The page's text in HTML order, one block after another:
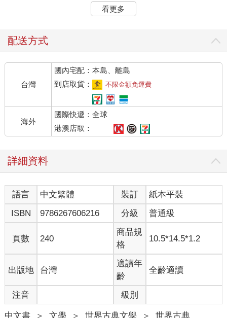
地位是如此崇高，大夥都願意犧牲一個小時的睡眠，只為了聽聽
在用稻草鋪好的床上，頭頂的橫梁掛著一盞燈。他已經十二歲
看起來仍然威風凜然，外表聰穎且友善。沒過多久，其餘的動物
陸續抵達，並按各自舒服的方式坐著。最早到的是三條狗：藍風
鈴、潔西和小夾子，還有一群豬仔，他們馬上窩在平台前的稻草
堆上。母雞們則窩在窗台上，鴿群飛到支撐屋頂的木椽上；綿羊
和母牛們趴在豬仔後頭，馬上開始咀嚼自己的反芻物。拳擊手和
幸運草，兩匹拉車的馬一起走進來，他們走得非常緩慢，小心翼
翼地放下他們巨大又毛茸茸的馬蹄，生怕不小心踩到藏在稻草堆
裡的小動物。幸運草是一匹健壯且散發母愛的牝馬，她已接近中
巨獸，有著將近十八掌的身高，力氣比兩匹馬加起來還要大。他
鼻子上的一道白色長條花紋讓他看起來傻傻的，事實上他也沒有
非常聰明，但堅毅的性格和強大的力氣讓他受動物景仰。在他們
之後來的是妙瑞兒這頭白山羊，還有班傑明這隻驢子。班傑明是
莊園上最老、脾氣最差的動物。他很少說話，當他真的開口時也
盡是說些挖苦的觀點：例如他會說，上帝給了他一條尾巴來揮蒼
蠅，但他寧願沒有尾巴、也沒有蒼蠅。在莊園上所有的動物之
中，就他從未笑過。要是問他為什麼，他會回答沒有什麼事情值
得一笑。儘管他從未公開承認，他倒是對拳擊手真誠以待。在星
期日，他們倆通常會在果園後頭的小牧場上，一言不發地並肩吃
草。
兩匹馬才剛坐好，就有一群剛沒了母親的小鴨子跑進穀倉。他們
無力地嘎嘎叫著，四處兜來轉去，只想找一個不會被踩到的地方
窩著。幸運草用她巨大的前腿拱起了一座圍牆，鴨子們跑進裡面
看更多
配送方式
台灣
國內宅配：本島、離島
到店取貨：
不限金額免運費
海外
國際快遞：全球
港澳店取：
詳細資料
語言 中文繁體 裝訂
紙本平裝
ISBN
9786267606216 分級 普通級
頁數 240
商品規
格
10.5*14.5*1.2
出版地 台灣
適讀年
齡
全齡適讀
注音 級別
中文書 ＞ 文學 ＞ 世界古典文學 ＞ 世界古典